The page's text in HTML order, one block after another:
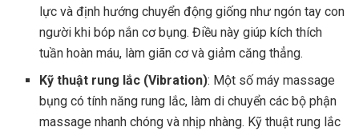
lực và định hướng chuyển động giống như ngón tay con
người khi bóp nắn cơ bụng. Điều này giúp kích thích
tuần hoàn máu, làm giãn cơ và giảm căng thẳng.
Kỹ thuật rung lắc (Vibration): Một số máy massage
bụng có tính năng rung lắc, làm di chuyển các bộ phận
massage nhanh chóng và nhịp nhàng. Kỹ thuật rung lắc